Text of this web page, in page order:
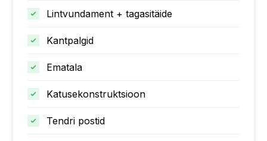
Lintvundament + tagasitäide
Kantpalgid
Ematala
Katusekonstruktsioon
Tendri postid